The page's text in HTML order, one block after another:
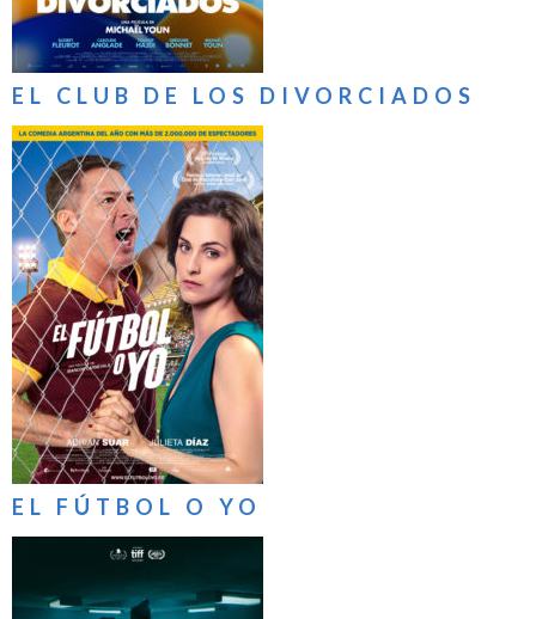
EL CLUB DE LOS DIVORCIADOS
EL FÚTBOL O YO